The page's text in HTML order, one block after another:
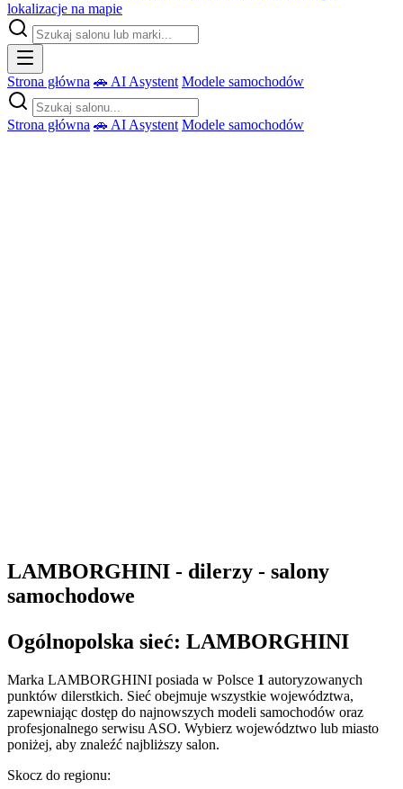
lokalizacje na mapie
Strona główna 🚗 AI Asystent Modele samochodów
Strona główna 🚗 AI Asystent Modele samochodów
LAMBORGHINI - dilerzy - salony
samochodowe
Ogólnopolska sieć: LAMBORGHINI
Marka LAMBORGHINI posiada w Polsce 1 autoryzowanych
punktów dilerstkich. Sieć obejmuje wszystkie województwa,
zapewniając dostęp do najnowszych modeli samochodów oraz
profesjonalnego serwisu ASO. Wybierz województwo lub miasto
poniżej, aby znaleźć najbliższy salon.
Skocz do regionu: